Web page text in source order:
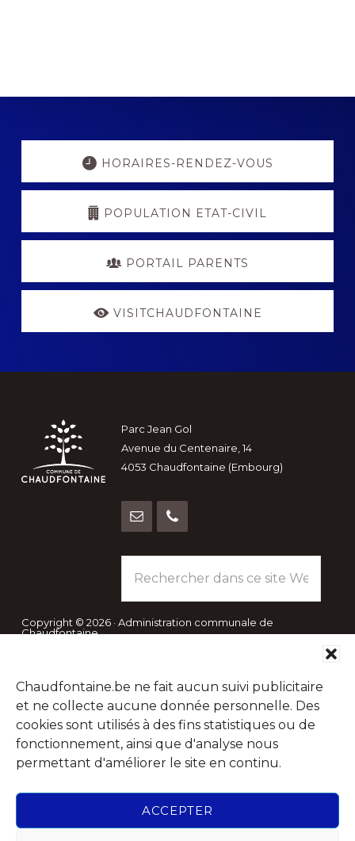
Chaudfontaine.be ne fait aucun suivi publicitaire
et ne collecte aucune donnée personnelle. Des
cookies sont utilisés à des fins statistiques ou de
fonctionnement, ainsi que d'analyse nous
permettant d'améliorer le site en continu.
ACCEPTER
Explore
HORAIRES-RENDEZ-VOUS
POPULATION ETAT-CIVIL
PORTAIL PARENTS
VISITCHAUDFONTAINE
Footer
Parc Jean Gol
Avenue du Centenaire, 14
4053 Chaudfontaine (Embourg)
dans
ce
site
Copyright © 2026 · Administration communale de
Chaudfontaine
Abonnez-vous à notre Newsletter
Chaque mois, recevez l'essentiel de votre Commune pour
savoir tout ce qu'il se passe à Chaudfontaine.